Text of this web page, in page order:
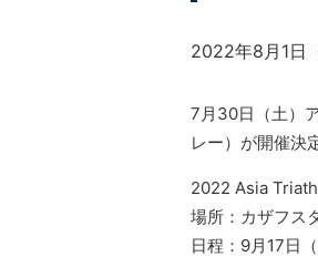
2022年8月1日
7月30日（土）
レー）が開催決
2022 Asia
場所：カザフス
日程：9月17日